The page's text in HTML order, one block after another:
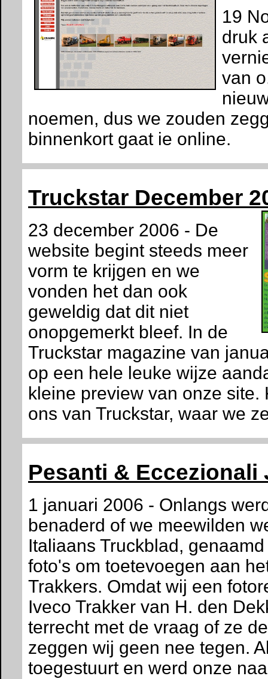
19
druk
van
noemen, dus we zouden
binnenkort gaat ie online.
Truckstar December
23 december 2006 - De
website begint steeds meer
vorm te krijgen en we
vonden het dan ook
geweldig dat dit niet
onopgemerkt bleef. In de
Truckstar magazine van
op een hele leuke wijze
kleine preview van onze
ons van Truckstar, waar we
Pesanti & Eccezionali
1 januari 2006 - Onlangs
benaderd of we meewilden
Italiaans Truckblad,
foto's om toetevoegen aan
Trakkers. Omdat wij een
Iveco Trakker van H. den
terrecht met de vraag of ze
zeggen wij geen nee tegen.
toegestuurt en werd onze